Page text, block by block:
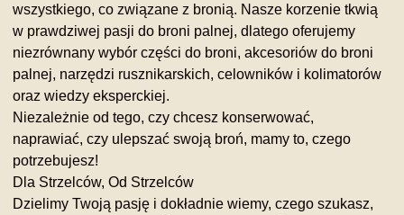
wszystkiego, co związane z bronią. Nasze korzenie tkwią
w prawdziwej pasji do broni palnej, dlatego oferujemy
niezrównany wybór części do broni, akcesoriów do broni
palnej, narzędzi rusznikarskich, celowników i kolimatorów
oraz wiedzy eksperckiej.
Niezależnie od tego, czy chcesz konserwować,
naprawiać, czy ulepszać swoją broń, mamy to, czego
potrzebujesz!
Dla Strzelców, Od Strzelców
Dzielimy Twoją pasję i dokładnie wiemy, czego szukasz,